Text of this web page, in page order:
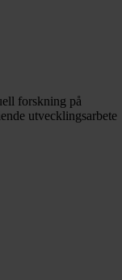
forskning på
utvecklingsarbete